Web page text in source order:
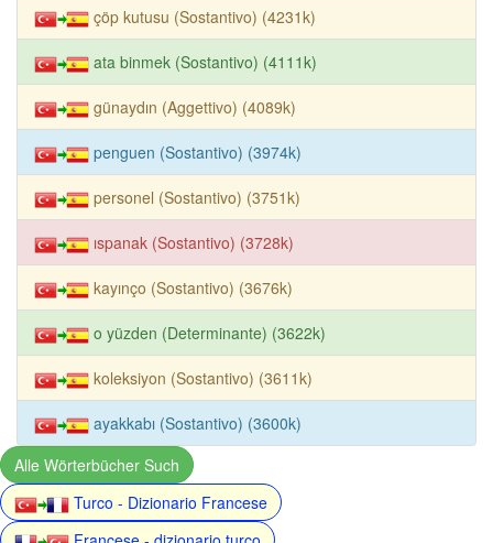
çöp kutusu (Sostantivo) (4231k)
ata binmek (Sostantivo) (4111k)
günaydın (Aggettivo) (4089k)
penguen (Sostantivo) (3974k)
personel (Sostantivo) (3751k)
ıspanak (Sostantivo) (3728k)
kayınço (Sostantivo) (3676k)
o yüzden (Determinante) (3622k)
koleksiyon (Sostantivo) (3611k)
ayakkabı (Sostantivo) (3600k)
Alle Wörterbücher Such
Turco - Dizionario Francese